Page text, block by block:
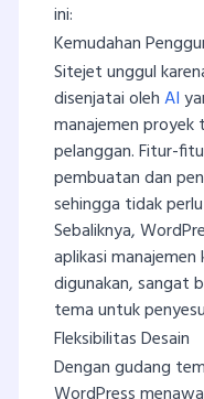
ini:
Kemudahan
Sitejet unggul
disenjatai olehAI
manajemen proyek
pelanggan. Fitur-
pembuatan dan
sehingga tidak
Sebaliknya,
aplikasi
digunakan, sangat
tema untuk
Fleksibilitas Desain
Dengan gudang